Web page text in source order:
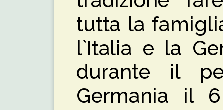
tutta la
l`Italia e la
durante il
Germania il